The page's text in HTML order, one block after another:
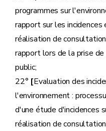
programmes sur
rapport sur les incidences
réalisation de
rapport lors de la prise
public;
22° [Evaluation des
l'environnement :
d'une étude d'incidences
réalisation de